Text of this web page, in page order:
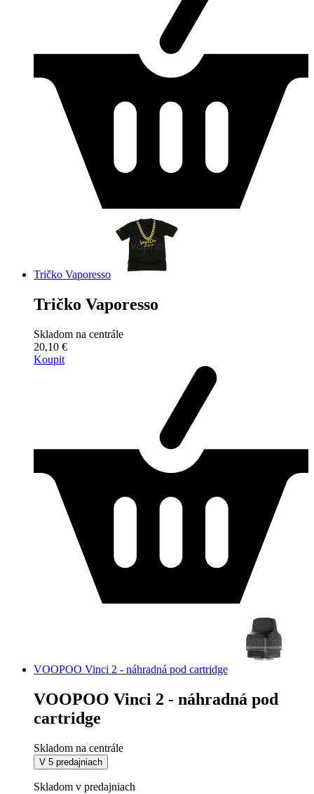
Tričko Vaporesso
Tričko Vaporesso
Skladom na centrále
20,10 €
Koupit
VOOPOO Vinci 2 - náhradná pod cartridge
VOOPOO Vinci 2 - náhradná pod
cartridge
Skladom na centrále
V 5 predajniach
Skladom v predajniach